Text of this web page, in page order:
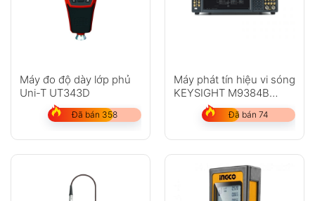
Máy đo độ dày lớp phủ
Uni-T UT343D
Đã bán 358
Máy phát tín hiệu vi sóng
KEYSIGHT M9384B
VXG, 1 MHz – 44 GHz
Đã bán 74